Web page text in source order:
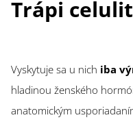
Trápi
Vyskytuje sa u nich iba
hladinou ženského
anatomickým